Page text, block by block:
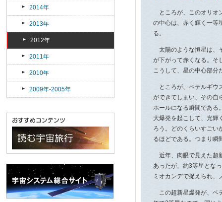
2014年
2013年
2012年
2011年
2010年
2009年-2005年
ところが、このオリオ
の中心は、赤く輝く一等
る。
太陽のような恒星は、
が下がって赤くなる。そ
こうして、星の中心部分
ところが、ベテルギウ
ができてしまい、その自
ホールになる瞬間である
大爆発を起こして、光輝
ろう。どのくらいすごい
るほどである。つまり瞬
近年、肉眼で見えた超
あったが、約3等星とな
ミオカンデで捉えられ
この超新星爆発が、ベ